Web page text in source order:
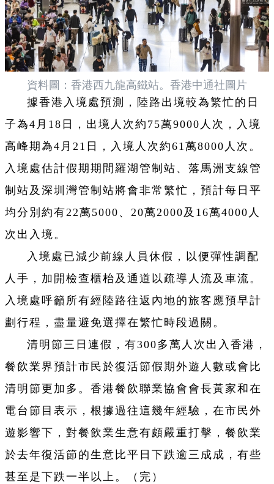
資料圖：香港西九龍高鐵站。香港中通社圖片
據香港入境處預測，陸路出境較為繁忙的日
子為4月18日，出境人次約75萬9000人次，入境
高峰期為4月21日，入境人次約61萬8000人次。
入境處估計假期期間羅湖管制站、落馬洲支線管
制站及深圳灣管制站將會非常繁忙，預計每日平
均分別約有22萬5000、20萬2000及16萬4000人
次出入境。
入境處已減少前線人員休假，以便彈性調配
人手，加開檢查櫃枱及通道以疏導人流及車流。
入境處呼籲所有經陸路往返內地的旅客應預早計
劃行程，盡量避免選擇在繁忙時段過關。
清明節三日連假，有300多萬人次出入香港，
餐飲業界預計市民於復活節假期外遊人數或會比
清明節更加多。香港餐飲聯業協會會長黃家和在
電台節目表示，根據過往這幾年經驗，在市民外
遊影響下，對餐飲業生意有頗嚴重打擊，餐飲業
於去年復活節的生意比平日下跌逾三成成，有些
甚至是下跌一半以上。（完）